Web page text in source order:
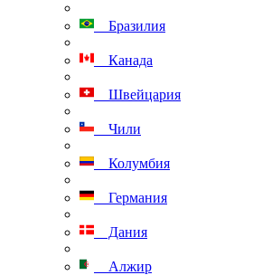
Бразилия
Канада
Швейцария
Чили
Колумбия
Германия
Дания
Алжир